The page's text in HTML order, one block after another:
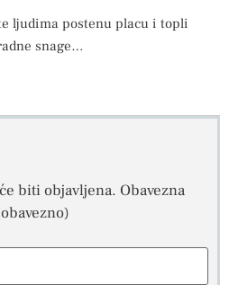
ljudima postenu placu i topli
snage…
biti objavljena. Obavezna